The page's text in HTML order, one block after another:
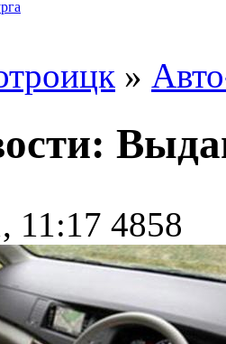
»
11:17 4858